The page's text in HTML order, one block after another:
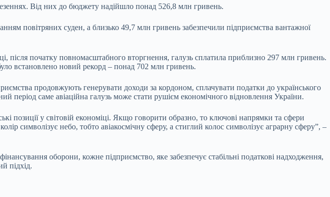
Від них до бюджету надійшло понад 526,8 млн гривень.
повітряних суден, а близько 49,7 млн гривень забезпечили підприємства вантажної
після початку повномасштабного вторгнення, галузь сплатила приблизно 297 млн гривень.
встановлено новий рекорд – понад 702 млн гривень.
продовжують генерувати доходи за кордоном, сплачувати податки до українського
саме авіаційна галузь може стати рушієм економічного відновлення України.
позиції у світовій економіці. Якщо говорити образно, то ключові напрямки та сфери
символізує небо, тобто авіакосмічну сферу, а стиглий колос символізує аграрну сферу”, –
оборони, кожне підприємство, яке забезпечує стабільні податкові надходження,
підхід.